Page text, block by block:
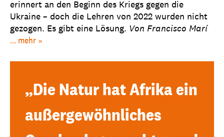
erinnert an den Beginn des Kriegs gegen die
Ukraine – doch die Lehren von 2022 wurden nicht
gezogen. Es gibt eine Lösung. Von Francisco Marí
... mehr
„Die Natur hat Afrika ein
außergewöhnliches